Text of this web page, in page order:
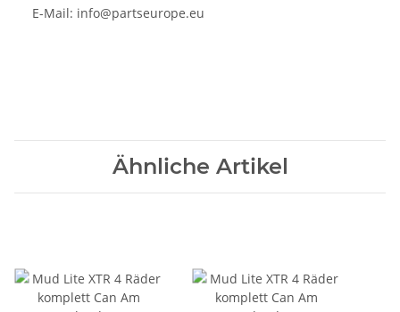
E-Mail: info@partseurope.eu
Ähnliche Artikel